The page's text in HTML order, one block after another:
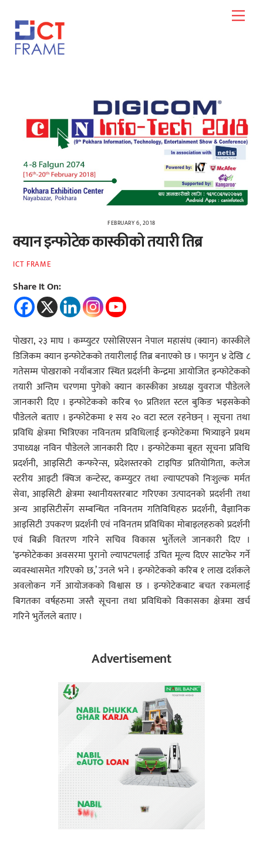
content
FEBRUARY 6, 2018
क्यान इन्फोटेक कास्कीको तयारी तिब्र
ICT FRAME
Share It On:
पोखरा, २३ माघ । कम्प्युटर एसोसिएसन नेपाल महासंघ (क्यान) कास्कीले
डिजिकम क्यान इन्फोटेकको तयारीलाई तिब्र बनाएको छ । फागुन ४ देखि ८
गतेसम्म पोखराको नयाँबजार स्थित प्रदर्शनी केन्द्रमा आयोजित इन्फोटेकको
तयारी अन्तिम चरणमा पुगेको क्यान कास्कीका अध्यक्ष युवराज पौडेलले
जानकारी दिए । इन्फोटेकको करिब ९० प्रतिशत स्टल बुकिङ भइसकेको
पौडेलले बताए । इन्फोटेकमा १ सय २० वटा स्टल रहनेछन् । सूचना तथा
प्रविधि क्षेत्रमा भित्रिएका नविनतम प्रविधिलाई इन्फोटेकमा भित्र्याइने प्रथम
उपाध्यक्ष नविन पौडेलले जानकारी दिए । इन्फोटेकमा बृहत सूचना प्रविधि
प्रदर्शनी, आइसिटी कन्फरेन्स, प्रदेशस्तरको टाइपिङ प्रतियोगिता, कलेज
स्टरीय आइटी क्विज कन्टेस्ट, कम्प्युटर तथा ल्यापटपको निःशुल्क मर्मत
सेवा, आइसिटी क्षेत्रमा स्थानीयस्तरबाट गरिएका उत्पादनको प्रदर्शनी तथा
अन्य आइसिटीसँग सम्बन्धित नविनतम गतिविधिहरु प्रदर्शनी, वैज्ञानिक
आइसिटी उपकरण प्रदर्शनी एवं नविनतम प्रविधिका मोबाइलहरुको प्रदर्शनी
एवं बिक्री वितरण गरिने सचिव विकास भुर्तेलले जानकारी दिए ।
‘इन्फोटेकका अवसरमा पुरानो ल्यापटपलाई उचित मूल्य दिएर साटफेर गर्ने
व्यवस्थासमेत गरिएको छ,’ उनले भने । इन्फोटेकको करिब १ लाख दर्शकले
अवलोकन गर्ने आयोजकको विश्वास छ । इन्फोटेकबाट बचत रकमलाई
बिगतका वर्षहरुमा जस्तै सूचना तथा प्रविधिको विकासका क्षेत्रमा खर्च
गरिने भुर्तेलले बताए ।
Advertisement